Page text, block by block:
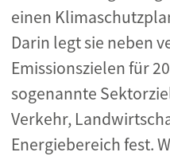
einen
Darin legt sie neben
Emissionszielen für
sogenannte
Verkehr,
Energiebereich fest.